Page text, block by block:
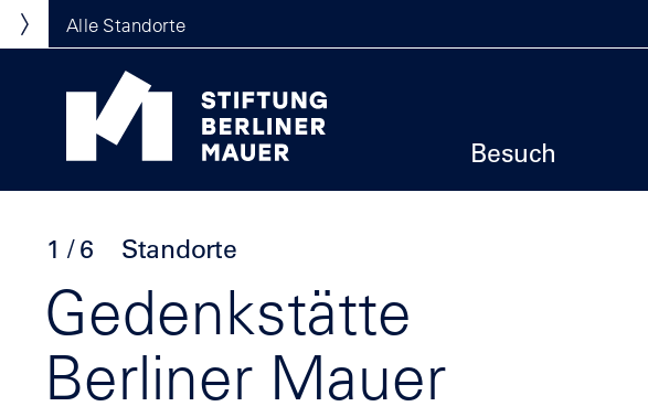
Direkt zum Inhalt
Standortmenu
Show locations
Alle Standorte
Stiftung Berliner Mauer Startseite
Hauptmenu SBM
Besuch
Homepage
1 / 6 Standorte
überspringen
Gedenkstätte
Berliner Mauer
Sliders